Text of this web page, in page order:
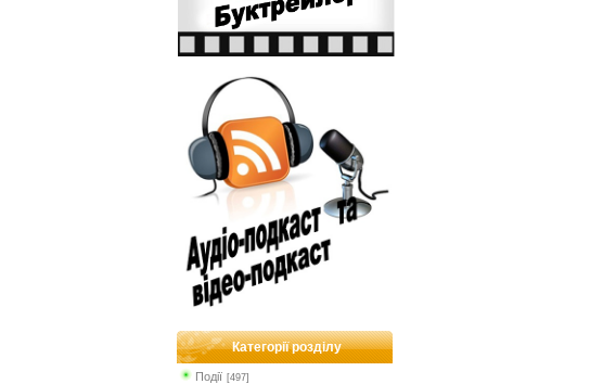
Категорії розділу
Події [497]